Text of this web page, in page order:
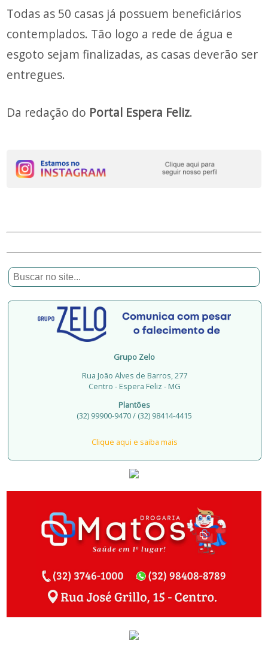
Todas as 50 casas já possuem beneficiários
contemplados. Tão logo a rede de água e
esgoto sejam finalizadas, as casas deverão ser
entregues.
Da redação do Portal Espera Feliz.
Grupo Zelo
Rua João Alves de Barros, 277
Centro - Espera Feliz - MG
Plantões
(32) 99900-9470 / (32) 98414-4415
Clique aqui e saiba mais